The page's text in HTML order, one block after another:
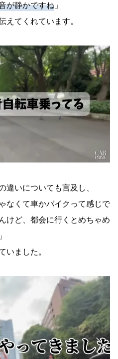
が静かですね 」
えてくれています。
違いについても言及し、
なくて車かバイクって感じで
けど、都会に行くとめちゃめ
いました。